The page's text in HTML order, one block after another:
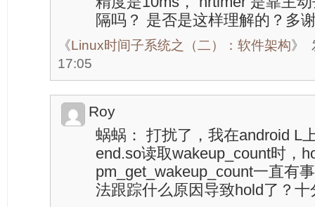
隔吗？ 是否是这样理解的？多
《Linux时间子系统之（二）：软件架构》
17:05
Roy
蜗蜗： 打扰了，我在android L
end.so读取wakeup_count时，
pm_get_wakeup_count一直有
法跟踪什么原因导致hold了？十